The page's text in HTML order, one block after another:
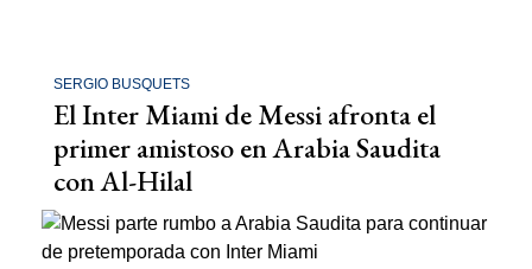
SERGIO BUSQUETS
El Inter Miami de Messi afronta el
primer amistoso en Arabia Saudita
con Al-Hilal